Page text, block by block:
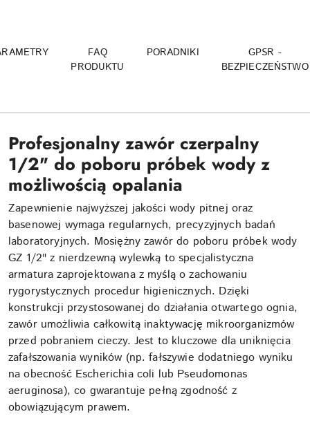
FAQ
PRODUKTU
PORADNIKI
GPSR -
BEZPIECZEŃSTWO
Profesjonalny zawór czerpalny
1/2" do poboru próbek wody z
możliwością opalania
Zapewnienie najwyższej jakości wody pitnej oraz
basenowej wymaga regularnych, precyzyjnych badań
laboratoryjnych. Mosiężny zawór do poboru próbek wody
GZ 1/2" z nierdzewną wylewką to specjalistyczna
armatura zaprojektowana z myślą o zachowaniu
rygorystycznych procedur higienicznych. Dzięki
konstrukcji przystosowanej do działania otwartego ognia,
zawór umożliwia całkowitą inaktywację mikroorganizmów
przed pobraniem cieczy. Jest to kluczowe dla uniknięcia
zafałszowania wyników (np. fałszywie dodatniego wyniku
na obecność Escherichia coli lub Pseudomonas
aeruginosa), co gwarantuje pełną zgodność z
obowiązującym prawem.